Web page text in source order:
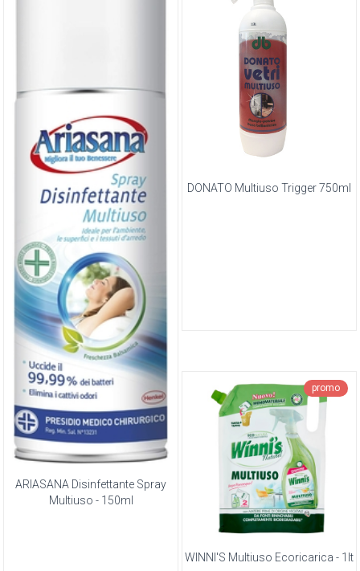
ARIASANA Disinfettante Spray
Multiuso - 150ml
DONATO Multiuso Trigger 750ml
promo
WINNI'S Multiuso Ecoricarica - 1lt